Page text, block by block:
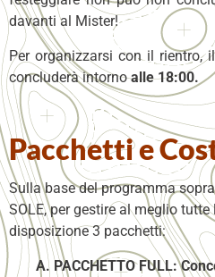
davanti al Mister!
Per organizzarsi con il rientro,
concluderà intornoalle 18:00.
Pacchetti e
Sulla base del programma
SOLE, per gestire al meglio
disposizione 3 pacchetti:
A. PACCHETTO FULL: